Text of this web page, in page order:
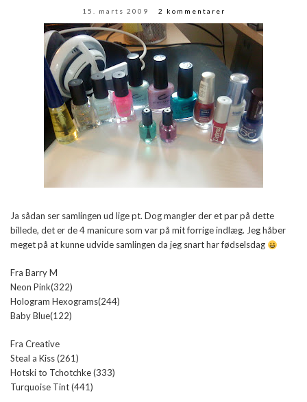
15. marts 2009 2 kommentarer
Ja sådan ser samlingen ud lige pt. Dog mangler der et par på dette
billede, det er de 4 manicure som var på mit forrige indlæg. Jeg håber
meget på at kunne udvide samlingen da jeg snart har fødselsdag
Fra Barry M
Neon Pink(322)
Hologram Hexograms(244)
Baby Blue(122)
Fra Creative
Steal a Kiss (261)
Hotski to Tchotchke (333)
Turquoise Tint (441)